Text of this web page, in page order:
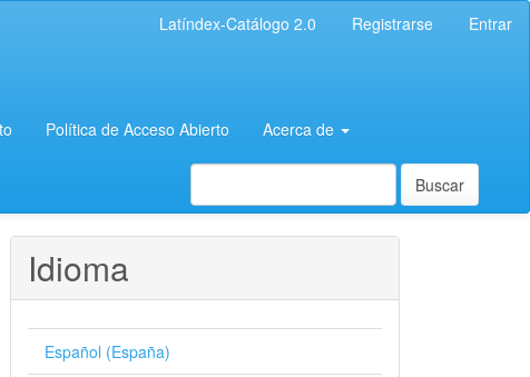
Latíndex-Catálogo 2.0 Registrarse Entrar
Política de Acceso Abierto Acerca de
Buscar
Idioma
Español (España)